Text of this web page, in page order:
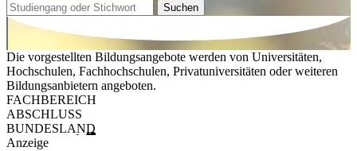
Suchen
Die vorgestellten Bildungsangebote werden von Universitäten,
Hochschulen, Fachhochschulen, Privatuniversitäten oder weiteren
Bildungsanbietern angeboten.
FACHBEREICH
ABSCHLUSS
BUNDESLAND
Anzeige